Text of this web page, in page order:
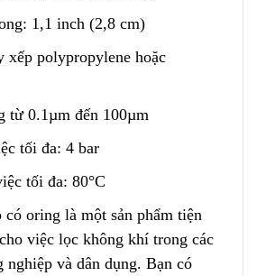
1,1 inch (2,8 cm)
xếp polypropylene hoặc
từ 0.1µm đến 100µm
tối đa: 4 bar
tối đa: 80°C
oring là một sản phẩm tiện
việc lọc không khí trong các
nghiệp và dân dụng. Bạn có